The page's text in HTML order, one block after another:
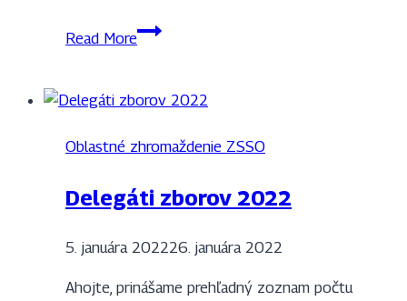
Read MoreOtázky
–
zhromaždenie
Oblastné zhromaždenie ZSSO
Delegáti zborov 2022
5. januára 202226. januára 2022
Ahojte, prinášame prehľadný zoznam počtu